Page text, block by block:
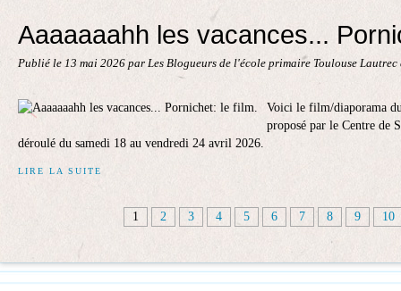
Aaaaaaahh les vacances...
Publié le 13 mai 2026 par Les Blogueurs de l'école primaire Toulouse Lautrec
Voici le film/diaporama
proposé par le Centre de
déroulé du samedi 18 au vendredi 24 avril 2026.
LIRE LA SUITE
1 2 3 4 5 6 7 8 9 10